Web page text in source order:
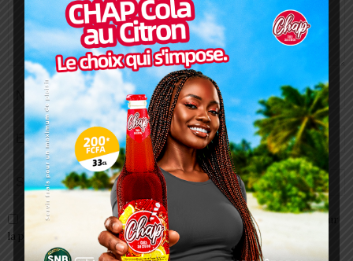
Enregistrer mon nom, email et site web dans ce navigateur pour
la prochaine fois que je commenterai.